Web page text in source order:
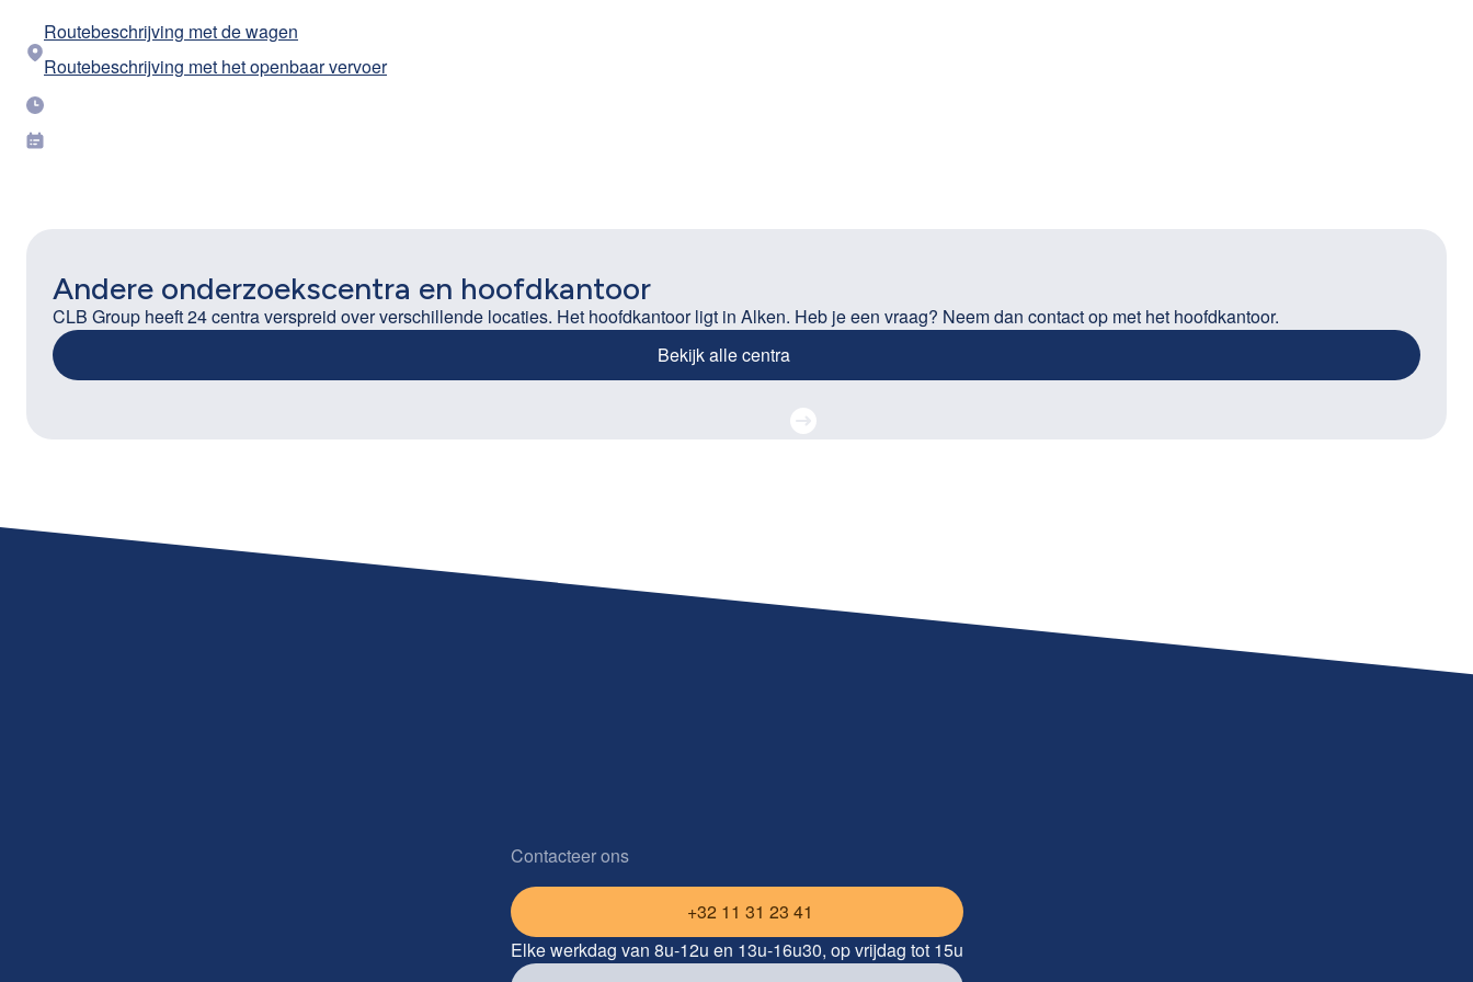
Routebeschrijving met de wagen
Routebeschrijving met het openbaar vervoer
Andere onderzoekscentra en hoofdkantoor
CLB Group heeft 24 centra verspreid over verschillende locaties. Het hoofdkantoor ligt in Alken. Heb je een vraag? Neem dan contact op met het hoofdkantoor.
Bekijk alle centra
Contacteer ons
+32 11 31 23 41
Elke werkdag van 8u-12u en 13u-16u30, op vrijdag tot 15u